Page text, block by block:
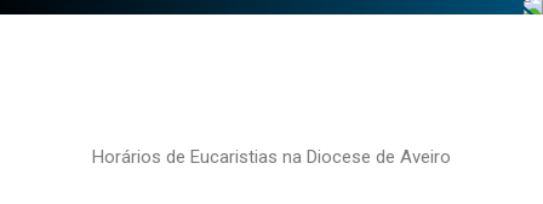
Horários de Eucaristias na Diocese de Aveiro